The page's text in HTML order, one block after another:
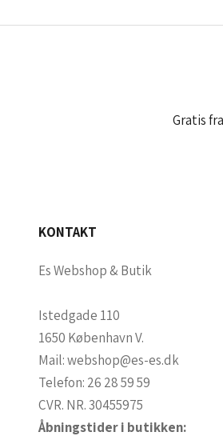
Gratis
KONTAKT
Es Webshop & Butik
Istedgade 110
1650 København V.
Mail:webshop@es-es.dk
Telefon: 26 28 59 59
CVR. NR. 30455975
Åbningstider i butikken: